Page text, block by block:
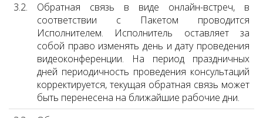
3.2.
Обратная связь в виде онлайн-встреч, в
соответствии с Пакетом проводится
Исполнителем. Исполнитель оставляет за
собой право изменять день и дату проведения
видеоконференции. На период праздничных
дней периодичность проведения консультаций
корректируется, текущая обратная связь может
быть перенесена на ближайшие рабочие дни.